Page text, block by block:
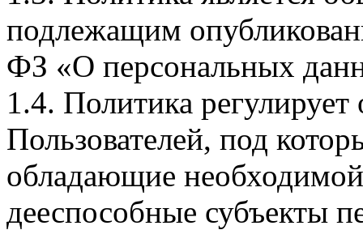
подлежащим
ФЗ «О персональных
1.4. Политика
Пользователей, под
обладающие
дееспособные субъекты